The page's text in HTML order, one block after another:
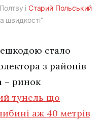
і Старий Польський
швидкості”
стало
з районів
– ринок
тунель що
аж 40 метрів